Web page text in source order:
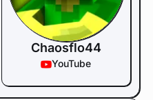
Chaosflo44
YouTube